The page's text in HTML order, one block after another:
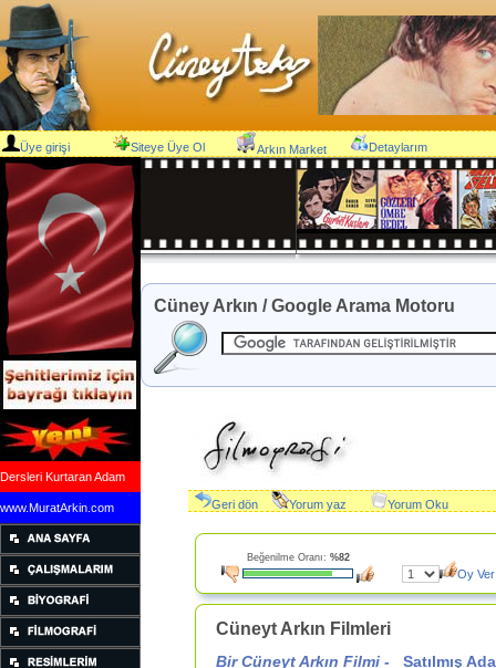
Üye girişi Siteye Üye Ol Arkın Market Detaylarım
Dersleri Kurtaran Adam
www.MuratArkin.com
Cüney Arkın / Google Arama Motoru
Geri dön Yorum yaz Yorum Oku
Beğenilme Oranı: %82
Oy Ver
Cüneyt Arkın Filmleri
Bir Cüneyt Arkın Filmi - Satılmış